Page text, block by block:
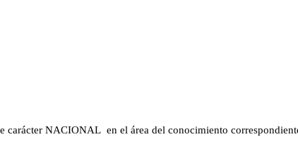
NACIONAL en el área del conocimiento